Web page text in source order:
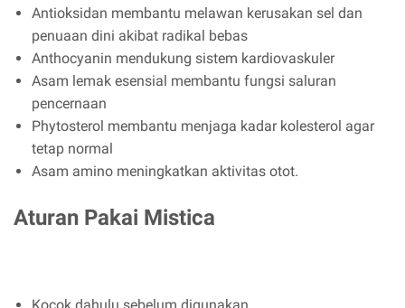
Antioksidan membantu melawan kerusakan sel dan
penuaan dini akibat radikal bebas
Anthocyanin mendukung sistem kardiovaskuler
Asam lemak esensial membantu fungsi saluran
pencernaan
Phytosterol membantu menjaga kadar kolesterol agar
tetap normal
Asam amino meningkatkan aktivitas otot.
Aturan Pakai Mistica